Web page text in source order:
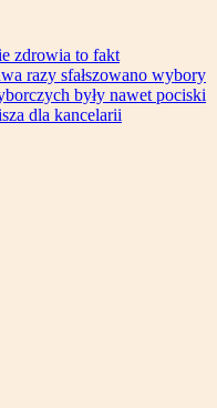
zdrowia to fakt
razy sfałszowano wybory
były nawet pociski
dla kancelarii